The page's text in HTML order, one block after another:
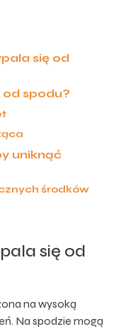
się od
spodu?
uniknąć
środków
się od
na wysoką
Na spodzie mogą